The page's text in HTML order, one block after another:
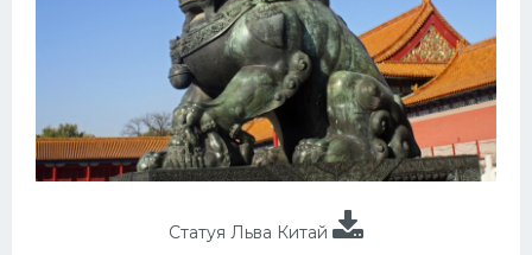
Статуя Льва Китай